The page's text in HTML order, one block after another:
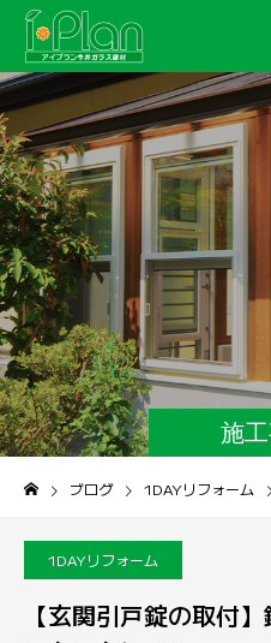
施
ブログ 1DAYリフォーム
1DAYリフォーム
【玄関引戸錠の取付